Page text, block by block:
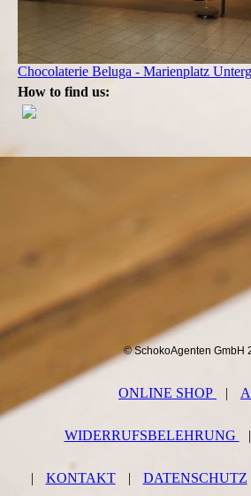
Chocolaterie Beluga - Marienplatz
How to find us:
© SchokoAgenten GmbH
ONLINE SHOP |
WIDERRUFSBELEHRUNG |
| KONTAKT | DATENSCHUTZ